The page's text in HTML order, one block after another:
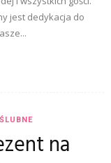
jest dedykacja do
na